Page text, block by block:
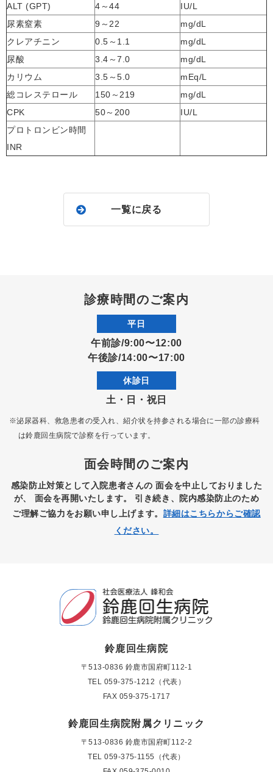
ALT (GPT)
4～44
IU/L
尿素窒素
9～22
mg/dL
クレアチニン
0.5～1.1
mg/dL
尿酸
3.4～7.0
mg/dL
カリウム
3.5～5.0
mEq/L
総コレステロール
150～219
mg/dL
CPK
50～200
IU/L
プロトロンビン時間
INR
一覧に戻る
診療時間のご案内
平日
午前診/9:00〜12:00
午後診/14:00〜17:00
休診日
土・日・祝日
※泌尿器科、救急患者の受入れ、紹介状を持参される場合に一部の診療科
は鈴鹿回生病院で診察を行っています。
面会時間のご案内
感染防止対策として入院患者さんの面会を中止しておりました
が、 面会を再開いたします。 引き続き、院内感染防止のため
ご理解ご協力をお願い申し上げます。 詳細はこちらからご確認
ください。
鈴鹿回生病院
〒513-0836 鈴鹿市国府町112-1
TEL 059-375-1212（代表）
FAX 059-375-1717
鈴鹿回生病院附属クリニック
〒513-0836 鈴鹿市国府町112-2
TEL059-375-1155（代表）